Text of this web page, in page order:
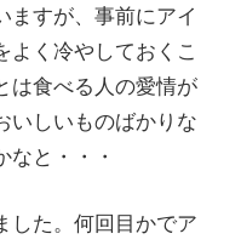
ますが、事前にアイ
よく冷やしておくこ
は食べる人の愛情が
いしいものばかりな
なと・・・
した。何回目かでア